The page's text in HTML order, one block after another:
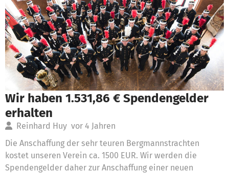
Wir haben 1.531,86 € Spendengelder
erhalten
Reinhard Huy vor 4 Jahren
Die Anschaffung der sehr teuren Bergmannstrachten
kostet unseren Verein ca. 1500 EUR. Wir werden die
Spendengelder daher zur Anschaffung einer neuen